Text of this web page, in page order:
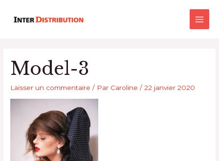
Main
Model-3
Laisser un commentaire / Par Caroline/22 janvier 2020